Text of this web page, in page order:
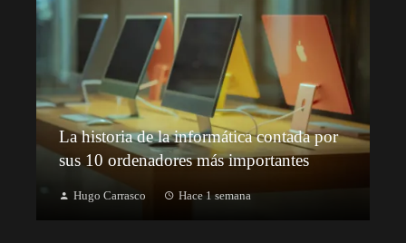
La historia de la informática contada por
sus 10 ordenadores más importantes
Hugo Carrasco Hace 1 semana